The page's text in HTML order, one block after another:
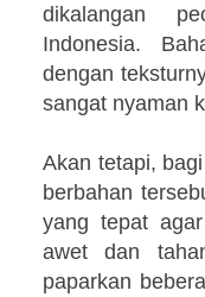
dikalangan
Indonesia.
dengan
sangat nyaman
Akan tetapi,
berbahan
yang tepat
awet dan
paparkan